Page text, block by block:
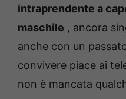
intraprendente a
maschile , ancora
anche con un
convivere piace ai
non è mancata